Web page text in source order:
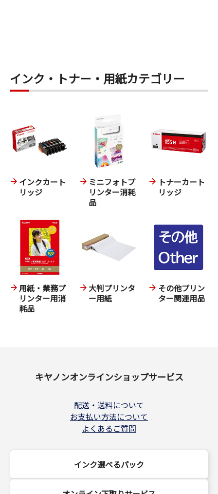
インク・トナー・用紙カテゴリー
インクカート
リッジ
ミニフォトプ
リンター消耗
品
トナーカート
リッジ
用紙・業務プ
リンター用消
耗品
大判プリンタ
ー用紙
その他プリン
ター関連用品
キヤノンオンラインショップサービス
配送・送料について
お支払い方法について
よくあるご質問
インク選べるパック